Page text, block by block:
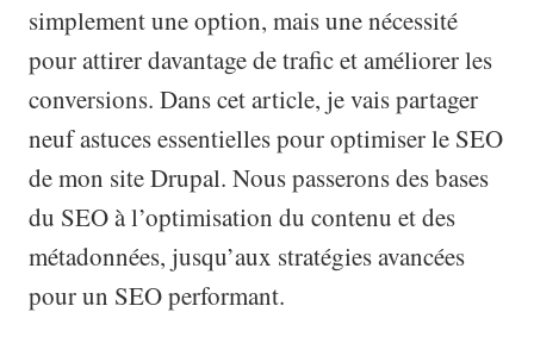
simplement une option, mais une nécessité
pour attirer davantage de trafic et améliorer les
conversions. Dans cet article, je vais partager
neuf astuces essentielles pour optimiser le SEO
de mon site Drupal. Nous passerons des bases
du SEO à l’optimisation du contenu et des
métadonnées, jusqu’aux stratégies avancées
pour un SEO performant.